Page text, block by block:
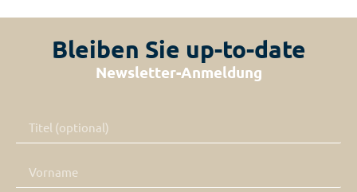
Bleiben Sie up-to-date
Newsletter-Anmeldung